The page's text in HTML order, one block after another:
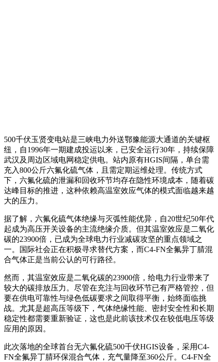
500千伏玉贤变电站是三峡电力外送鄂豫能源大通道的关键枢
纽，自1996年一期建成投运以来，已安全运行30年，持续保障
武汉及周边区域电网稳定供电。站内原有HGIS间隔，单台需
充入800公斤六氟化硫气体，且需定期运维处理。传统方式
下，六氟化硫的泄漏和回收环节均存在隐性环境成本，随着碳
达峰目标的推进，这种依赖高温室效应气体的模式面临越来越
大的压力。
据了解，六氟化硫气体绝缘与灭弧性能优异，自20世纪50年代
起成为高压开关设备的主流绝缘介质。但其温室效应是二氧化
碳的23900倍，已成为全球电力行业减碳攻坚的重点领域之
一。国际社会正在积极寻求替代方案，而C4-FN全氟异丁腈混
合气体正是当前公认的可行路径。
然而，其温室效应是二氧化碳的23900倍，给电力行业带来了
较大的碳排放压力。尽管在充注与回收环节已有严格管控，但
要在供电可靠性与绿色低碳要求之间取得平衡，始终面临挑
战。尤其是超高压等级下，气体绝缘性能、密封安全性和长期
稳定性都需要重新验证，这也是此前该技术仅在较低电压等级
应用的原因。
此次落地的全球首台无六氟化硫500千伏HGIS设备，采用C4-
FN全氟异丁腈环保混合气体，充气量降至360公斤。C4-FN全